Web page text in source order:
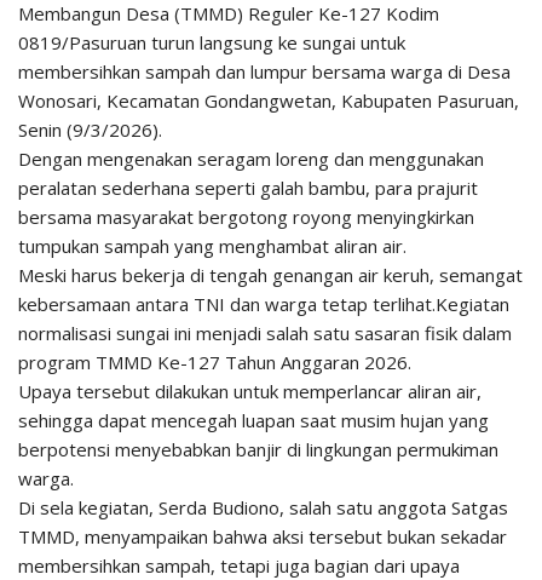
Membangun Desa (TMMD) Reguler Ke-127 Kodim
0819/Pasuruan turun langsung ke sungai untuk
membersihkan sampah dan lumpur bersama warga di Desa
Wonosari, Kecamatan Gondangwetan, Kabupaten Pasuruan,
Senin (9/3/2026).
Dengan mengenakan seragam loreng dan menggunakan
peralatan sederhana seperti galah bambu, para prajurit
bersama masyarakat bergotong royong menyingkirkan
tumpukan sampah yang menghambat aliran air.
Meski harus bekerja di tengah genangan air keruh, semangat
kebersamaan antara TNI dan warga tetap terlihat.Kegiatan
normalisasi sungai ini menjadi salah satu sasaran fisik dalam
program TMMD Ke-127 Tahun Anggaran 2026.
Upaya tersebut dilakukan untuk memperlancar aliran air,
sehingga dapat mencegah luapan saat musim hujan yang
berpotensi menyebabkan banjir di lingkungan permukiman
warga.
Di sela kegiatan, Serda Budiono, salah satu anggota Satgas
TMMD, menyampaikan bahwa aksi tersebut bukan sekadar
membersihkan sampah, tetapi juga bagian dari upaya